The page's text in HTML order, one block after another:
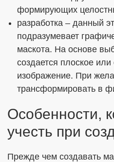
формирующих
разработка – данный
подразумевает
маскота. На основе
создается плоское
изображение. При
трансформировать в
Особенности,
учесть при
Прежде чем создавать